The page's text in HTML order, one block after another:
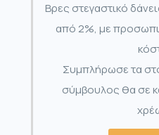
Βρες στεγαστικό
από 2%, με
Συμπλήρωσε τα
σύμβουλος θα σε